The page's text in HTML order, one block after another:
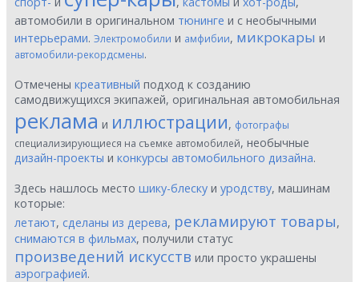
автомобили в оригинальном тюнинге и с необычными
интерьерами. Электромобили и амфибии, микрокары и
автомобили-рекордсмены.
Отмечены креативный подход к созданию
самодвижущихся экипажей, оригинальная автомобильная
реклама и иллюстрации, фотографы
специализирующиеся на съемке автомобилей, необычные
дизайн-проекты и конкурсы автомобильного дизайна.
Здесь нашлось место шику-блеску и уродству, машинам
которые:
летают, сделаны из дерева, рекламируют товары,
снимаются в фильмах, получили статус
произведений искусств или просто украшены
аэрографией.